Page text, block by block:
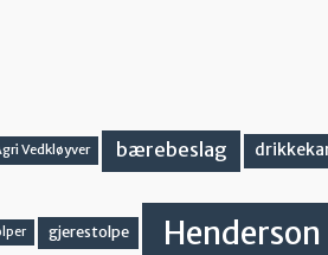
Vedkløyver bærebeslag
gjerestolpe Henderson